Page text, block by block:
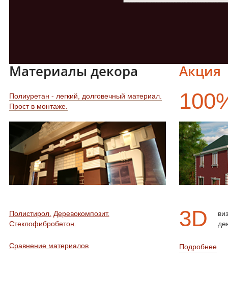
Акция
3D
Подробнее
Материалы декора
Полиуретан - легкий, долговечный материал.
Прост в монтаже.
Полистирол. Деревокомпозит.
Стеклофибробетон.
Сравнение материалов